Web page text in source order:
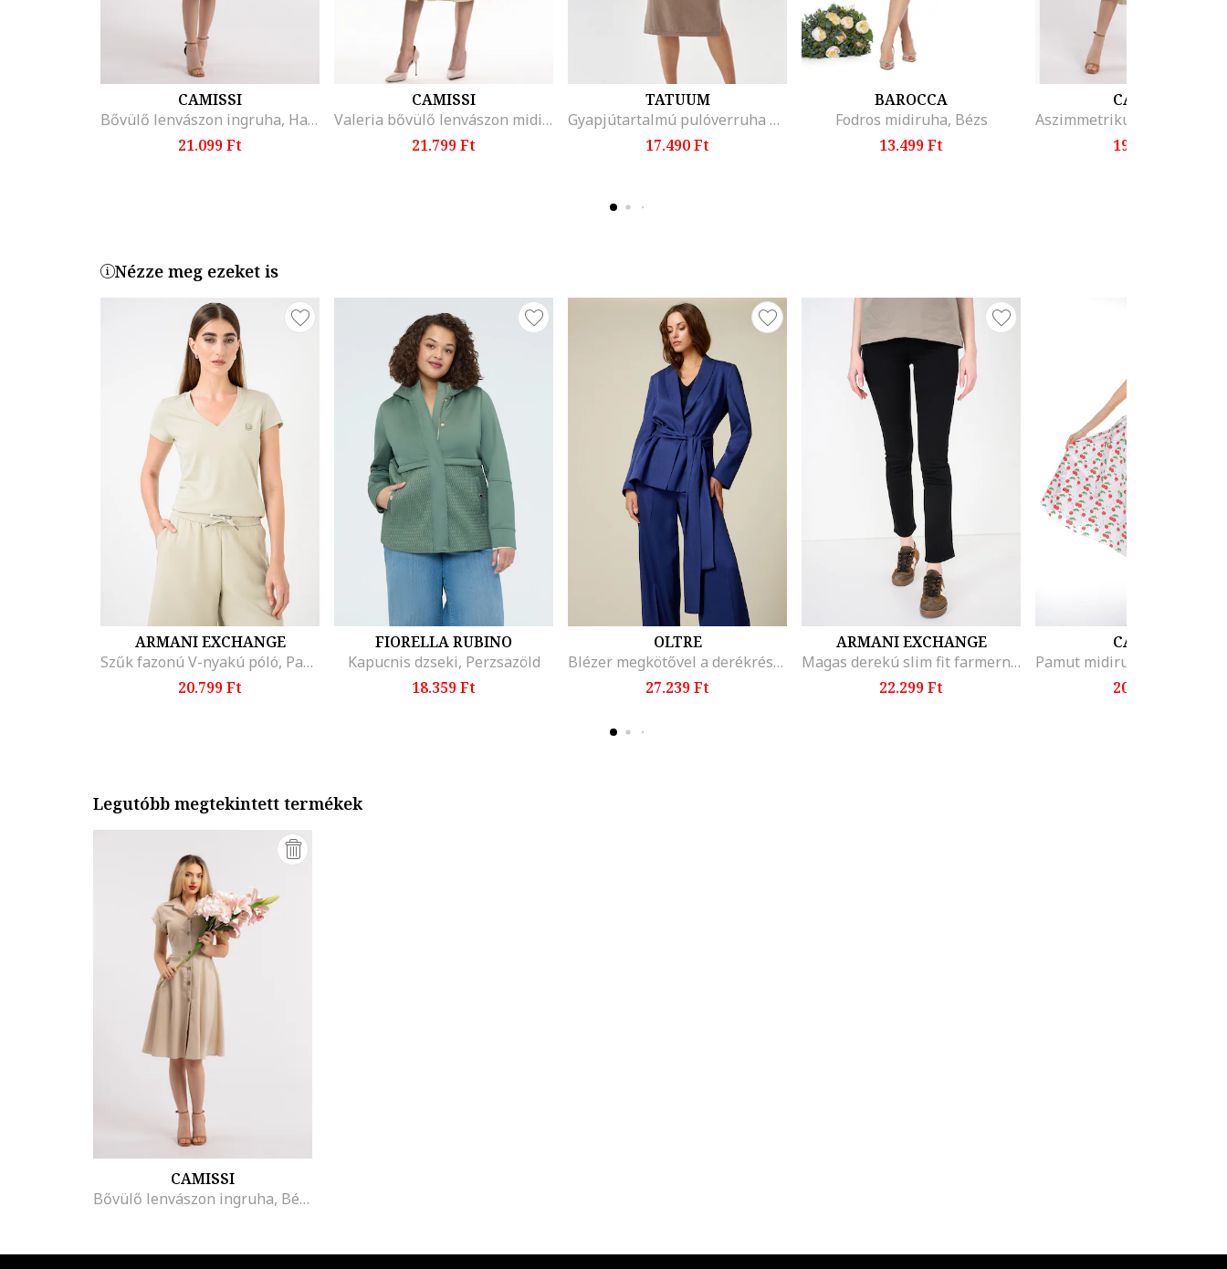
CAMISSI
Bővülő lenvászon ingruha, Halvány rózsaszín
21.099 Ft
CAMISSI
Valeria bővülő lenvászon midiruha, Sötétbézs
21.799 Ft
TATUUM
Gyapjútartalmú pulóverruha megkötővel a derékrészen, Világos tópbarna
17.490 Ft
BAROCCA
Fodros midiruha, Bézs
13.499 Ft
CAMISSI
19.299 Ft
Nézze meg ezeket is
ARMANI EXCHANGE
Szűk fazonú V-nyakú póló, Pasztellzöld
20.799 Ft
FIORELLA RUBINO
Kapucnis dzseki, Perzsazöld
18.359 Ft
OLTRE
Blézer megkötővel a derékrészén, Királykék
27.239 Ft
ARMANI EXCHANGE
Magas derekú slim fit farmernadrág, Fekete
22.299 Ft
CAMISSI
20.299 Ft
Legutóbb megtekintett termékek
CAMISSI
Bővülő lenvászon ingruha, Bézs